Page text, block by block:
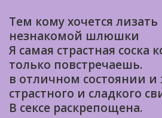
Тем кому хочется
незнакомой шлюшки
Я самая страстная соска
только повстречаешь.
в отличном состоянии
страстного и сладкого
В сексе раскрепощена.